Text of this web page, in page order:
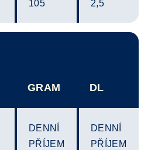
105 2,5
GRAM DL
DENNÍ
PŘÍJEM
DENNÍ
PŘÍJEM